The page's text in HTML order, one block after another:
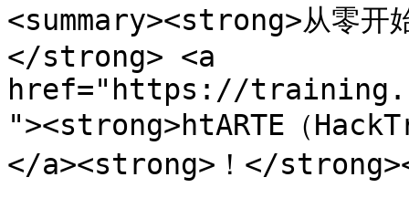
<summary><strong>从零开
</strong> <a
href="https://
"><strong>htARTE（
</a><strong>！</